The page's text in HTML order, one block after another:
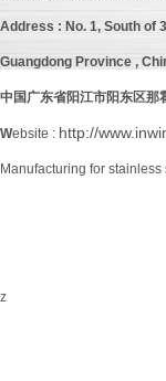
Address : No. 1, South of
Guangdong Province ,
中国广东省阳江市阳东区那
Website : http://
Manufacturing for
z